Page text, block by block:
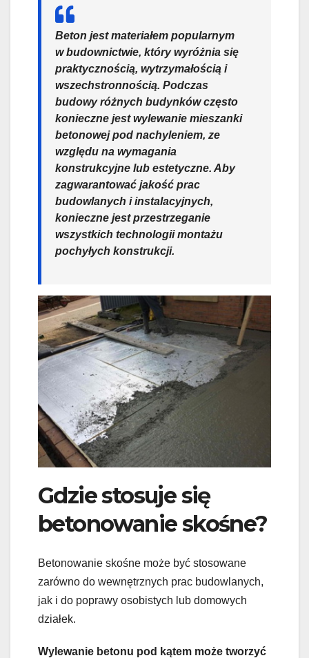
Beton jest materiałem popularnym
w budownictwie, który wyróżnia się
praktycznością, wytrzymałością i
wszechstronnością. Podczas
budowy różnych budynków często
konieczne jest wylewanie mieszanki
betonowej pod nachyleniem, ze
względu na wymagania
konstrukcyjne lub estetyczne. Aby
zagwarantować jakość prac
budowlanych i instalacyjnych,
konieczne jest przestrzeganie
wszystkich technologii montażu
pochyłych konstrukcji.
Gdzie stosuje się
betonowanie skośne?
Betonowanie skośne może być stosowane
zarówno do wewnętrznych prac budowlanych,
jak i do poprawy osobistych lub domowych
działek.
Wylewanie betonu pod kątem może tworzyć